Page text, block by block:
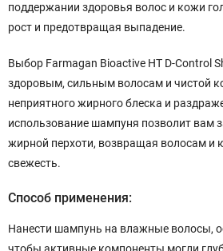
поддержании здоровья волос и кожи
рост и предотвращая выпадение.
Выбор Farmagan Bioactive HT D-Control
здоровым, сильным волосам и чистой
неприятного жирного блеска и
использование шампуня позволит вам
жирной перхоти, возвращая волосам и
свежесть.
Способ применения:
Нанести шампунь на влажные волосы,